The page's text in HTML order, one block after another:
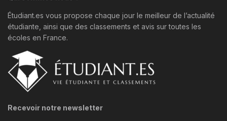
Étudiant.es vous propose chaque jour le meilleur de l’actualité
étudiante, ainsi que des classements et avis sur toutes les
écoles en France.
Recevoir notre newsletter